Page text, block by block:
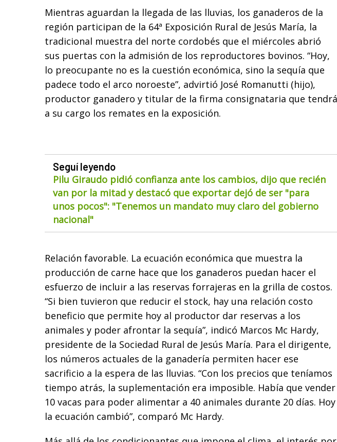
Mientras aguardan la llegada de las lluvias, los ganaderos de la
región participan de la 64ª Exposición Rural de Jesús María, la
tradicional muestra del norte cordobés que el miércoles abrió
sus puertas con la admisión de los reproductores bovinos. “Hoy,
lo preocupante no es la cuestión económica, sino la sequía que
padece todo el arco noroeste”, advirtió José Romanutti (hijo),
productor ganadero y titular de la firma consignataria que tendrá
a su cargo los remates en la exposición.
Seguí leyendo
Pilu Giraudo pidió confianza ante los cambios, dijo que recién
van por la mitad y destacó que exportar dejó de ser "para
unos pocos": "Tenemos un mandato muy claro del gobierno
nacional"
Relación favorable. La ecuación económica que muestra la
producción de carne hace que los ganaderos puedan hacer el
esfuerzo de incluir a las reservas forrajeras en la grilla de costos.
“Si bien tuvieron que reducir el stock, hay una relación costo
beneficio que permite hoy al productor dar reservas a los
animales y poder afrontar la sequía”, indicó Marcos Mc Hardy,
presidente de la Sociedad Rural de Jesús María. Para el dirigente,
los números actuales de la ganadería permiten hacer ese
sacrificio a la espera de las lluvias. “Con los precios que teníamos
tiempo atrás, la suplementación era imposible. Había que vender
10 vacas para poder alimentar a 40 animales durante 20 días. Hoy
la ecuación cambió”, comparó Mc Hardy.